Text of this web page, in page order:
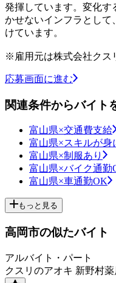
発揮しています。変化す
かせないインフラとして
けています。
※雇用元は株式会社クス
応募画面に進む
関連条件からバイト
富山県×交通費支給
富山県×スキルが身
富山県×制服あり
富山県×バイク通勤
富山県×車通勤OK
もっと見る
高岡市の似たバイト
アルバイト・パート
クスリのアオキ 新野村